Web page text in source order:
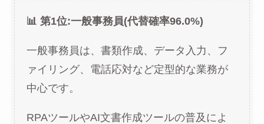
📊 第1位:一般事務員(代替確率96.0%)
一般事務員は、書類作成、データ入力、フ
ァイリング、電話応対など定型的な業務が
中心です。
RPAツールやAI文書作成ツールの普及によ